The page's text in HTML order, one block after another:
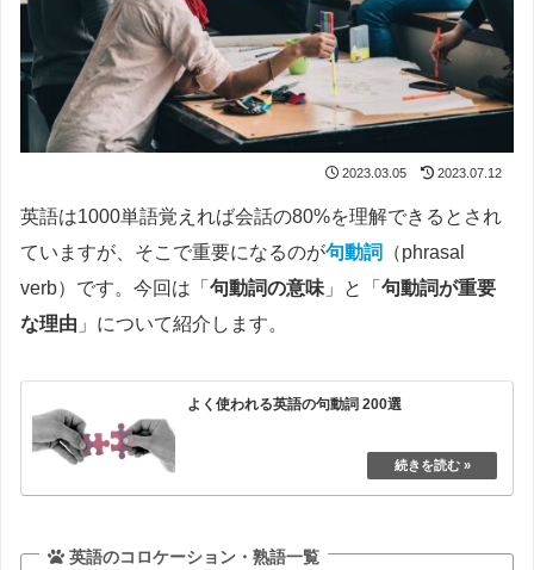
2023.03.05 2023.07.12
英語は1000単語覚えれば会話の80%を理解できるとされ
ていますが、そこで重要になるのが句動詞
（phrasal
verb）です。今回は「 句動詞の意味 」と「 句動詞が重要
な理由 」について紹介します。
よく使われる英語の句動詞 200選
英語のコロケーション・熟語一覧